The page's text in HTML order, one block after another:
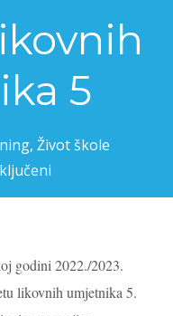
5
, Život škole
godini 2022./2023.
likovnih umjetnika 5.